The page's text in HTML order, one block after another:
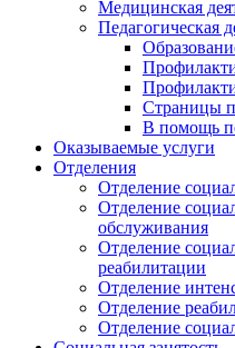
Медицинская
Педагогическая
Страницы
В помощь
Оказываемые услуги
Отделения
Отделение
Отделение
обслуживания
Отделение
реабилитации
Отделение
Отделение
Отделение